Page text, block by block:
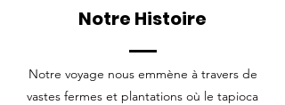
Notre Histoire
Notre voyage nous emmène à travers de
vastes fermes et plantations où le tapioca